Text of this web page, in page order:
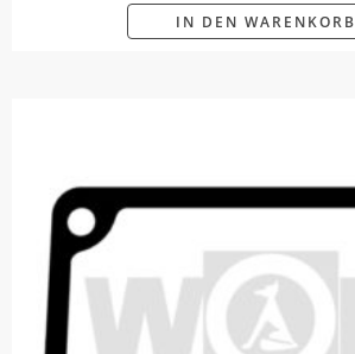
IN DEN WARENKORB